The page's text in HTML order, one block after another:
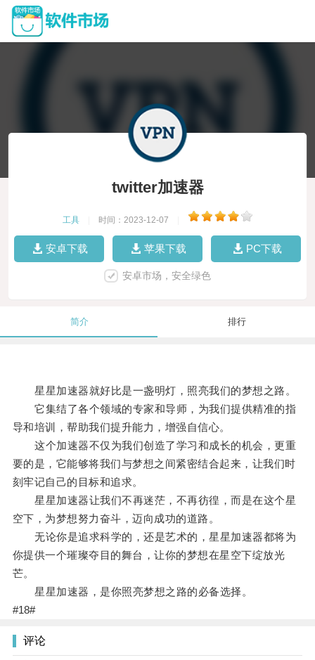
twitter加速器
工具 时间：2023-12-07
安卓下载 苹果下载 PC下载
安卓市场，安全绿色
简介 排行
星星加速器就好比是一盏明灯，照亮我们的梦想之路。
它集结了各个领域的专家和导师，为我们提供精准的指
导和培训，帮助我们提升能力，增强自信心。
这个加速器不仅为我们创造了学习和成长的机会，更重
要的是，它能够将我们与梦想之间紧密结合起来，让我们时
刻牢记自己的目标和追求。
星星加速器让我们不再迷茫，不再彷徨，而是在这个星
空下，为梦想努力奋斗，迈向成功的道路。
无论你是追求科学的，还是艺术的，星星加速器都将为
你提供一个璀璨夺目的舞台，让你的梦想在星空下绽放光
芒。
星星加速器，是你照亮梦想之路的必备选择。
#18#
评论